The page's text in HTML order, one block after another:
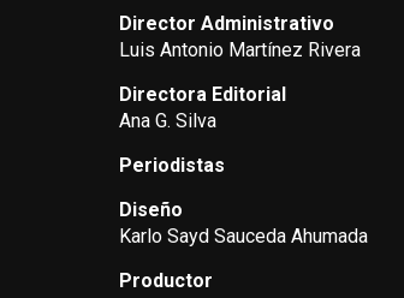
Director Administrativo
Luis Antonio Martínez Rivera
Directora Editorial
Ana G. Silva
Periodistas
Diseño
Karlo Sayd Sauceda Ahumada
Productor